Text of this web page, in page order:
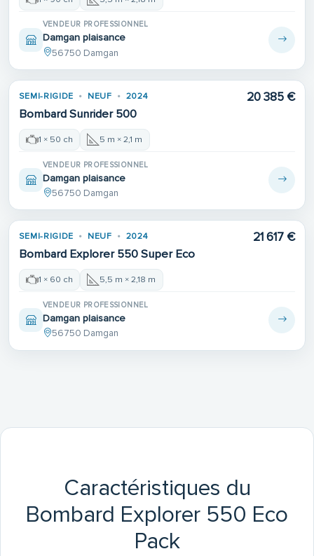
VENDEUR PROFESSIONNEL
Damgan plaisance
56750 Damgan
SEMI-RIGIDE NEUF 2024
Bombard Sunrider 500
20 385 €
1 × 50 ch 5 m × 2,1 m
VENDEUR PROFESSIONNEL
Damgan plaisance
56750 Damgan
SEMI-RIGIDE NEUF 2024
Bombard Explorer 550 Super Eco
21 617 €
1 × 60 ch 5,5 m × 2,18 m
VENDEUR PROFESSIONNEL
Damgan plaisance
56750 Damgan
Caractéristiques du
Bombard Explorer 550 Eco
Pack